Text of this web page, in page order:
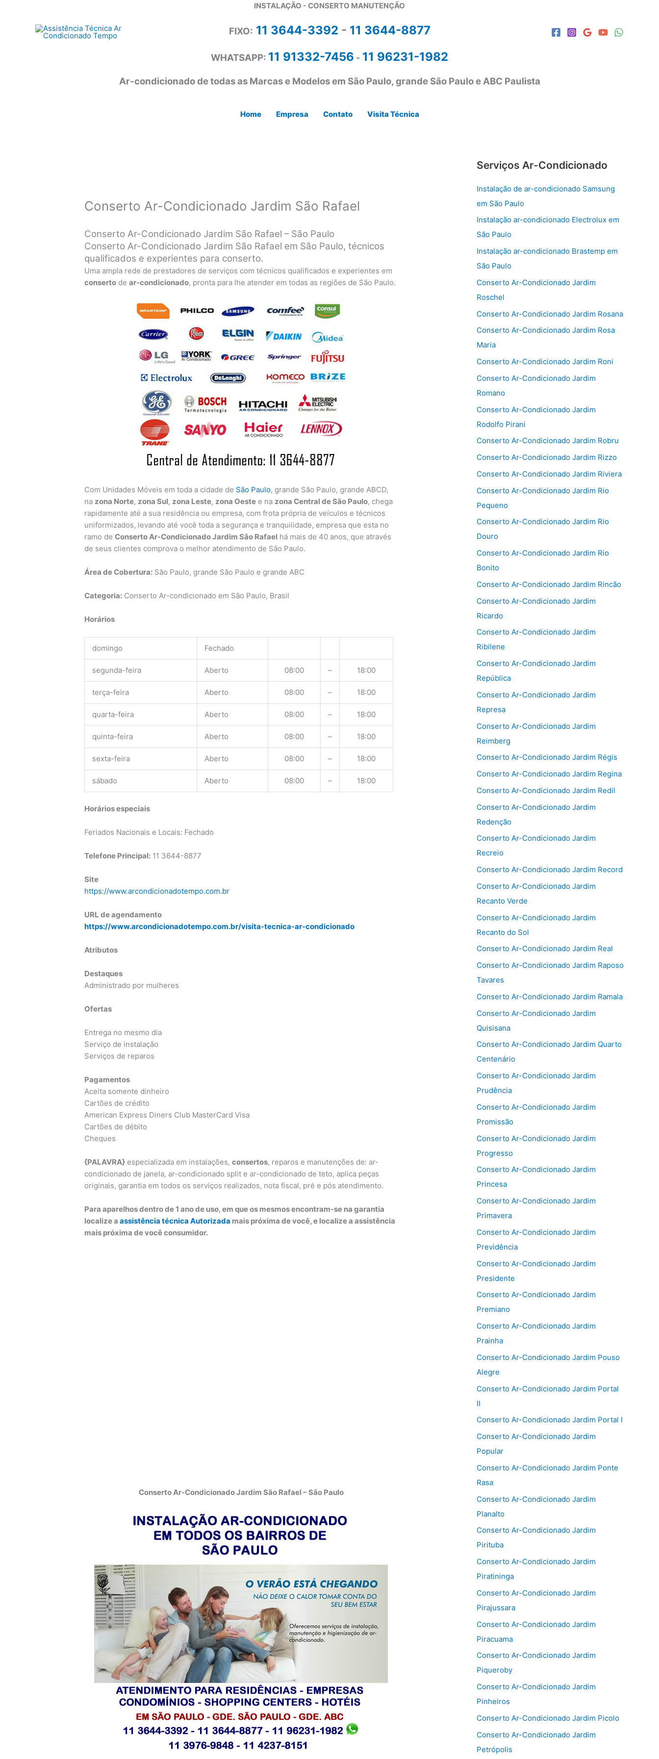
INSTALAÇÃO - CONSERTO MANUTENÇÃO
FIXO: 11 3644-3392 - 11 3644-8877
WHATSAPP: 11 91332-7456 - 11 96231-1982
Ar-condicionado de todas as Marcas e Modelos em São Paulo, grande São Paulo e ABC Paulista
Home Empresa Contato Visita Técnica
Conserto Ar-Condicionado Jardim São Rafael
Conserto Ar-Condicionado Jardim São Rafael – São Paulo
Conserto Ar-Condicionado Jardim São Rafael em São Paulo, técnicos
qualificados e experientes para conserto.
Uma ampla rede de prestadores de serviços com técnicos qualificados e experientes em
conserto dear-condicionado, pronta para lhe atender em todas as regiões de São Paulo.
Com Unidades Móveis em toda a cidade de São Paulo, grande São Paulo, grande ABCD,
na zona Norte, zona Sul, zona Leste, zona Oeste e na zona Central de São Paulo, chega
rapidamente até a sua residência ou empresa, com frota própria de veículos e técnicos
uniformizados, levando até você toda a segurança e tranquilidade, empresa que esta no
ramo deConserto Ar-Condicionado Jardim São Rafael há mais de 40 anos, que através
de seus clientes comprova o melhor atendimento de São Paulo.
Área de Cobertura: São Paulo, grande São Paulo e grande ABC
Categoria: Conserto Ar-condicionado em São Paulo, Brasil
Horários
domingo Fechado
segunda-feira Aberto 08:00 – 18:00
terça-feira Aberto 08:00 – 18:00
quarta-feira Aberto 08:00 – 18:00
quinta-feira Aberto 08:00 – 18:00
sexta-feira Aberto 08:00 – 18:00
sábado Aberto 08:00 – 18:00
Horários especiais
Feriados Nacionais e Locais: Fechado
Telefone Principal: 11 3644-8877
Site
https://www.arcondicionadotempo.com.br
URL de agendamento
https://www.arcondicionadotempo.com.br/visita-tecnica-ar-condicionado
Atributos
Destaques
Administrado por mulheres
Ofertas
Entrega no mesmo dia
Serviço de instalação
Serviços de reparos
Pagamentos
Aceita somente dinheiro
Cartões de crédito
American Express Diners Club MasterCard Visa
Cartões de débito
Cheques
{PALAVRA} especializada em instalações,consertos, reparos e manutenções de: ar-
condicionado de janela, ar-condicionado split e ar-condicionado de teto, aplica peças
originais, garantia em todos os serviços realizados, nota fiscal, pré e pós atendimento.
Para aparelhos dentro de 1 ano de uso, em que os mesmos encontram-se na garantia
localize aassistência técnica Autorizada mais próxima de você, e localize a assistência
mais próxima de você consumidor.
Conserto Ar-Condicionado Jardim São Rafael – São Paulo
Serviços Ar-Condicionado
Instalação de ar-condicionado Samsung
em São Paulo
Instalação ar-condicionado Electrolux em
São Paulo
Instalação ar-condicionado Brastemp em
São Paulo
Conserto Ar-Condicionado Jardim
Roschel
Conserto Ar-Condicionado Jardim Rosana
Conserto Ar-Condicionado Jardim Rosa
Maria
Conserto Ar-Condicionado Jardim Roni
Conserto Ar-Condicionado Jardim
Romano
Conserto Ar-Condicionado Jardim
Rodolfo Pirani
Conserto Ar-Condicionado Jardim Robru
Conserto Ar-Condicionado Jardim Rizzo
Conserto Ar-Condicionado Jardim Riviera
Conserto Ar-Condicionado Jardim Rio
Pequeno
Conserto Ar-Condicionado Jardim Rio
Douro
Conserto Ar-Condicionado Jardim Rio
Bonito
Conserto Ar-Condicionado Jardim Rincão
Conserto Ar-Condicionado Jardim
Ricardo
Conserto Ar-Condicionado Jardim
Ribilene
Conserto Ar-Condicionado Jardim
República
Conserto Ar-Condicionado Jardim
Represa
Conserto Ar-Condicionado Jardim
Reimberg
Conserto Ar-Condicionado Jardim Régis
Conserto Ar-Condicionado Jardim Regina
Conserto Ar-Condicionado Jardim Redil
Conserto Ar-Condicionado Jardim
Redenção
Conserto Ar-Condicionado Jardim
Recreio
Conserto Ar-Condicionado Jardim Record
Conserto Ar-Condicionado Jardim
Recanto Verde
Conserto Ar-Condicionado Jardim
Recanto do Sol
Conserto Ar-Condicionado Jardim Real
Conserto Ar-Condicionado Jardim Raposo
Tavares
Conserto Ar-Condicionado Jardim Ramala
Conserto Ar-Condicionado Jardim
Quisisana
Conserto Ar-Condicionado Jardim Quarto
Centenário
Conserto Ar-Condicionado Jardim
Prudência
Conserto Ar-Condicionado Jardim
Promissão
Conserto Ar-Condicionado Jardim
Progresso
Conserto Ar-Condicionado Jardim
Princesa
Conserto Ar-Condicionado Jardim
Primavera
Conserto Ar-Condicionado Jardim
Previdência
Conserto Ar-Condicionado Jardim
Presidente
Conserto Ar-Condicionado Jardim
Premiano
Conserto Ar-Condicionado Jardim
Prainha
Conserto Ar-Condicionado Jardim Pouso
Alegre
Conserto Ar-Condicionado Jardim Portal
II
Conserto Ar-Condicionado Jardim Portal I
Conserto Ar-Condicionado Jardim
Popular
Conserto Ar-Condicionado Jardim Ponte
Rasa
Conserto Ar-Condicionado Jardim
Planalto
Conserto Ar-Condicionado Jardim
Pirituba
Conserto Ar-Condicionado Jardim
Piratininga
Conserto Ar-Condicionado Jardim
Pirajussara
Conserto Ar-Condicionado Jardim
Piracuama
Conserto Ar-Condicionado Jardim
Piqueroby
Conserto Ar-Condicionado Jardim
Pinheiros
Conserto Ar-Condicionado Jardim Picolo
Conserto Ar-Condicionado Jardim
Petrópolis